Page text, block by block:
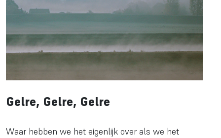
Gelre, Gelre, Gelre
Waar hebben we het eigenlijk over als we het